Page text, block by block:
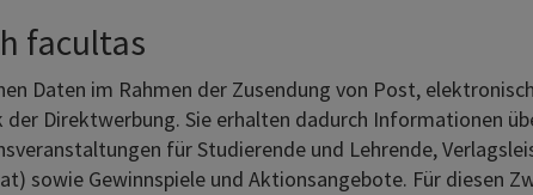
facultas
Daten im Rahmen der Zusendung von Post,
Direktwerbung. Sie erhalten dadurch Informationen
für Studierende und Lehrende,
sowie Gewinnspiele und Aktionsangebote. Für diesen